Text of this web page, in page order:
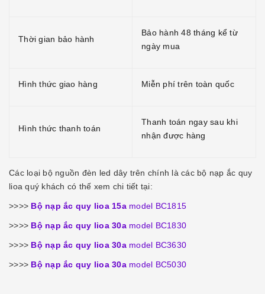
Thời gian bảo hành
Bảo hành 48 tháng kể từ
ngày mua
Hình thức giao hàng Miễn phí trên toàn quốc
Hình thức thanh toán
Thanh toán ngay sau khi
nhận được hàng
Các loại bộ nguồn đèn led dây trên chính là các bộ nạp ắc quy
lioa quý khách có thế xem chi tiết tại:
>>>> Bộ nạp ắc quy lioa 15amodel BC1815
>>>> Bộ nạp ắc quy lioa 30amodel BC1830
>>>> Bộ nạp ắc quy lioa 30a model BC3630
>>>> Bộ nạp ắc quy lioa 30amodel BC5030